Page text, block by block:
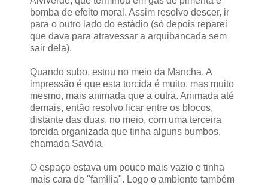
bomba de efeito moral. Assim resolvo descer, ir
para o outro lado do estádio (só depois reparei
que dava para atravessar a arquibancada sem
sair dela).
Quando subo, estou no meio da Mancha. A
impressão é que esta torcida é muito, mas muito
mesmo, mais animada que a outra. Animada até
demais, então resolvo ficar entre os blocos,
distante das duas, no meio, com uma terceira
torcida organizada que tinha alguns bumbos,
chamada Savóia.
O espaço estava um pouco mais vazio e tinha
mais cara de "família". Logo o ambiente também